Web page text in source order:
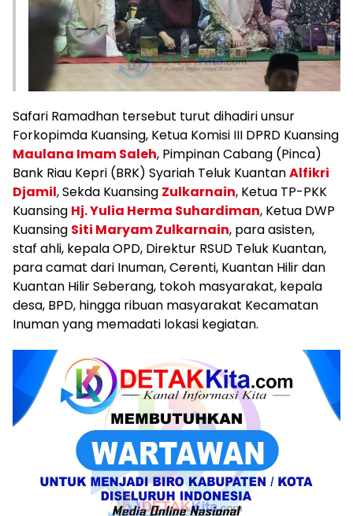
Safari Ramadhan tersebut turut dihadiri unsur
Forkopimda Kuansing, Ketua Komisi III DPRD Kuansing
Maulana Imam Saleh, Pimpinan Cabang (Pinca)
Bank Riau Kepri (BRK) Syariah Teluk KuantanAlfikri
Djamil, Sekda Kuansing Zulkarnain, Ketua TP-PKK
Kuansing Hj. Yulia Herma Suhardiman, Ketua DWP
Kuansing Siti Maryam Zulkarnain, para asisten,
staf ahli, kepala OPD, Direktur RSUD Teluk Kuantan,
para camat dari Inuman, Cerenti, Kuantan Hilir dan
Kuantan Hilir Seberang, tokoh masyarakat, kepala
desa, BPD, hingga ribuan masyarakat Kecamatan
Inuman yang memadati lokasi kegiatan.